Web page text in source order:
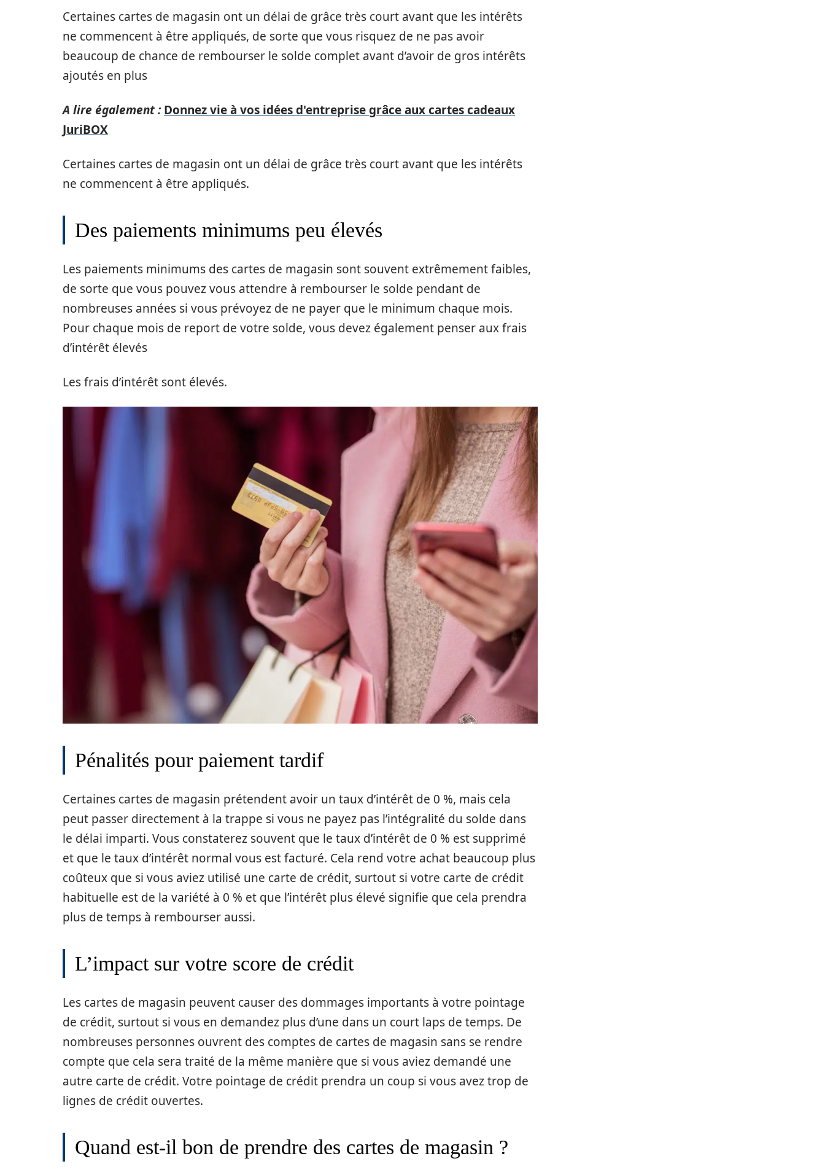
Certaines cartes de magasin ont un délai de grâce très court avant que les intérêts
ne commencent à être appliqués, de sorte que vous risquez de ne pas avoir
beaucoup de chance de rembourser le solde complet avant d’avoir de gros intérêts
ajoutés en plus
A lire également : Donnez vie à vos idées d'entreprise grâce aux cartes cadeaux
JuriBOX
Certaines cartes de magasin ont un délai de grâce très court avant que les intérêts
ne commencent à être appliqués.
Des paiements minimums peu élevés
Les paiements minimums des cartes de magasin sont souvent extrêmement faibles,
de sorte que vous pouvez vous attendre à rembourser le solde pendant de
nombreuses années si vous prévoyez de ne payer que le minimum chaque mois.
Pour chaque mois de report de votre solde, vous devez également penser aux frais
d’intérêt élevés
Les frais d’intérêt sont élevés.
Pénalités pour paiement tardif
Certaines cartes de magasin prétendent avoir un taux d’intérêt de 0 %, mais cela
peut passer directement à la trappe si vous ne payez pas l’intégralité du solde dans
le délai imparti. Vous constaterez souvent que le taux d’intérêt de 0 % est supprimé
et que le taux d’intérêt normal vous est facturé. Cela rend votre achat beaucoup plus
coûteux que si vous aviez utilisé une carte de crédit, surtout si votre carte de crédit
habituelle est de la variété à 0 % et que l’intérêt plus élevé signifie que cela prendra
plus de temps à rembourser aussi.
L’impact sur votre score de crédit
Les cartes de magasin peuvent causer des dommages importants à votre pointage
de crédit, surtout si vous en demandez plus d’une dans un court laps de temps. De
nombreuses personnes ouvrent des comptes de cartes de magasin sans se rendre
compte que cela sera traité de la même manière que si vous aviez demandé une
autre carte de crédit. Votre pointage de crédit prendra un coup si vous avez trop de
lignes de crédit ouvertes.
Quand est-il bon de prendre des cartes de magasin ?